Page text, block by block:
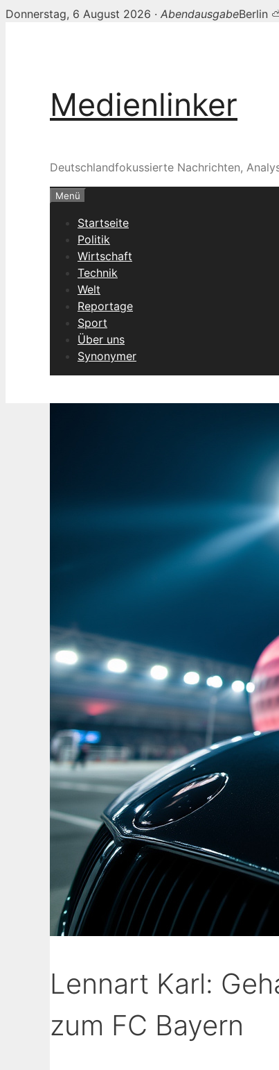
Donnerstag, 6 August 2026 · AbendausgabeBerlin
Medienlinker
Deutschlandfokussierte Nachrichten,
Menü
Startseite
Politik
Wirtschaft
Technik
Welt
Reportage
Sport
Über uns
Synonymer
Lennart Karl:
zum FC Bayern